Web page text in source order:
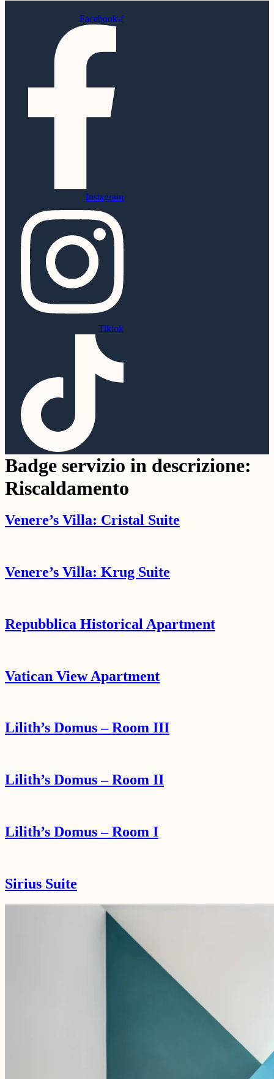
Facebook-f
Instagram
Tiktok
Badge servizio in descrizione:
Riscaldamento
Venere’s Villa: Cristal Suite
Venere’s Villa: Krug Suite
Repubblica Historical Apartment
Vatican View Apartment
Lilith’s Domus – Room III
Lilith’s Domus – Room II
Lilith’s Domus – Room I
Sirius Suite